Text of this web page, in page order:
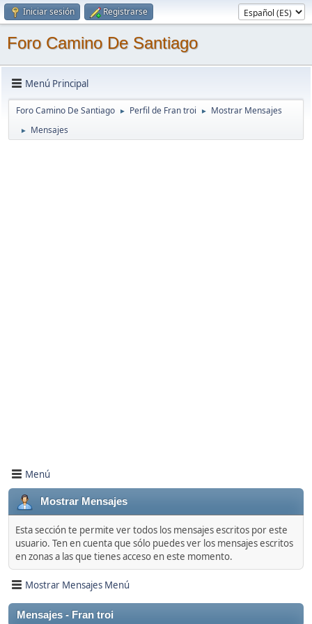
Iniciar sesión Registrarse
Foro Camino De Santiago
Menú Principal
Foro Camino De Santiago ► Perfil de Fran troi ► Mostrar Mensajes
► Mensajes
Menú
Mostrar Mensajes
Esta sección te permite ver todos los mensajes escritos por este
usuario. Ten en cuenta que sólo puedes ver los mensajes escritos
en zonas a las que tienes acceso en este momento.
Mostrar Mensajes Menú
Mensajes - Fran troi